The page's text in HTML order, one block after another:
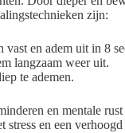
zijn:
vast en adem uit in 8
langzaam weer uit.
te ademen.
en mentale
en een